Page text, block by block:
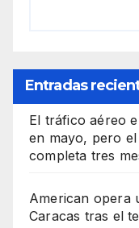
Entradas
El tráfico aéreo
en mayo, pero
completa tres
American opera
Caracas tras el